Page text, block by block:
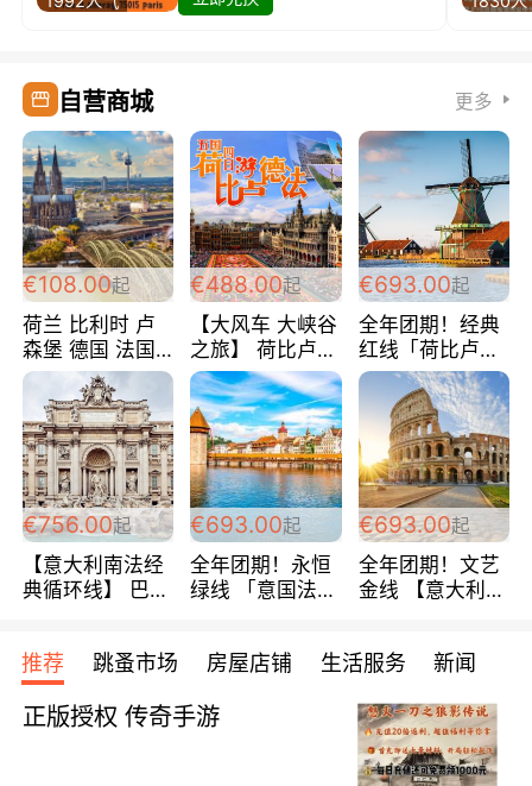
自营商城 更多
€108.00起
荷兰 比利时 卢
森堡 德国 法国
超爽玩遍西欧 循
环线 全程四星宾
馆 108欧/人/天
€488.00起
【大风车 大峡谷
之旅】 荷比卢德
法 巴黎上下 经
典五国四日游
488欧/人
€693.00起
全年团期！经典
红线「荷比卢德
法」七天循环 五
国 仅售99欧/人/
天！巴黎上下！
包拼房~
€756.00起
【意大利南法经
典循环线】 巴黎
宾馆 108欧/天起
全程756欧/位
€693.00起
全年团期！永恒
绿线 「意国法
欧/天起 ~包拼房
€693.00起
全年团期！文艺
金线 【意大利一
每周铁发！
推荐 跳蚤市场 房屋店铺 生活服务 新闻
正版授权 传奇手游